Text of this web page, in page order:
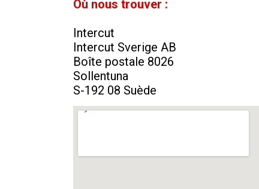
Où nous trouver :
Intercut
Intercut Sverige AB
Boîte postale 8026
Sollentuna
S-192 08 Suède